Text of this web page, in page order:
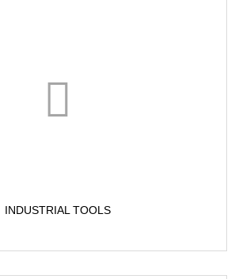
INDUSTRIAL TOOLS